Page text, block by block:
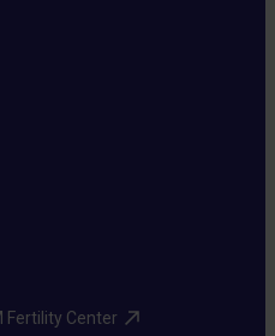
Fertility Center​